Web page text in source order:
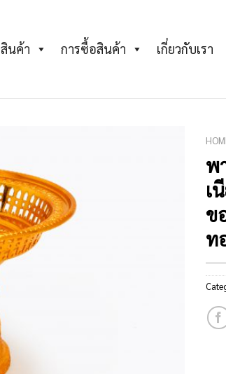
สินค้า การซื้อสินค้า เกี่ยวกับเรา
พ
เ
ข
ท